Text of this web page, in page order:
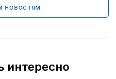
новостям
интересно